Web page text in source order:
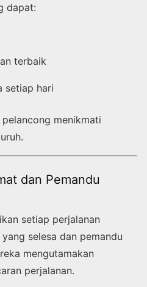
dapat:
terbaik
setiap hari
pelancong menikmati
dan Pemandu
setiap perjalanan
selesa dan pemandu
mengutamakan
perjalanan.